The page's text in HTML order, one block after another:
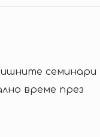
семинари
време през